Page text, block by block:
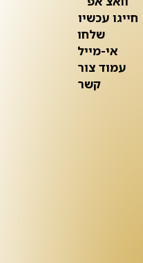
חייגו עכשיו
שלחו
אי-מייל
עמוד צור
קשר